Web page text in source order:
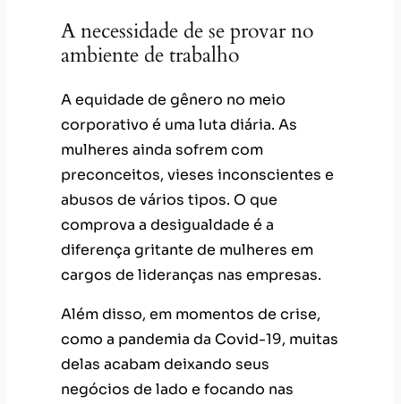
A necessidade de se provar no
ambiente de trabalho
A equidade de gênero no meio
corporativo é uma luta diária. As
mulheres ainda sofrem com
preconceitos, vieses inconscientes e
abusos de vários tipos. O que
comprova a desigualdade é a
diferença gritante de mulheres em
cargos de lideranças nas empresas.
Além disso, em momentos de crise,
como a pandemia da Covid-19, muitas
delas acabam deixando seus
negócios de lado e focando nas